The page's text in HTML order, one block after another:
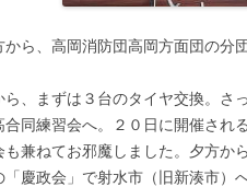
ら、高岡消防団高岡方面団の分団
、まずは３台のタイヤ交換。さ
合同練習会へ。２０日に開催され
も兼ねてお邪魔しました。夕方か
慶政会」で射水市（旧新湊市）へ